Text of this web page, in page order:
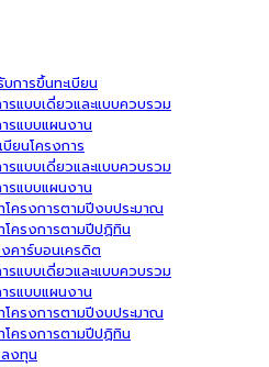
การขึ้นทะเบียน
รแบบเดี่ยวและแบบควบรวม
รแบบแผนงาน
ยนโครงการ
รแบบเดี่ยวและแบบควบรวม
รแบบแผนงาน
โครงการตามปีงบประมาณ
โครงการตามปีปฏิทิน
คาร์บอนเครดิต
รแบบเดี่ยวและแบบควบรวม
รแบบแผนงาน
โครงการตามปีงบประมาณ
โครงการตามปีปฏิทิน
งทุน